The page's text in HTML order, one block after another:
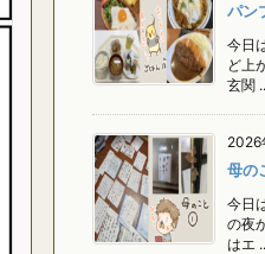
パン
今日
ど上
玄関
2026
母の
今日
の夜
はエ